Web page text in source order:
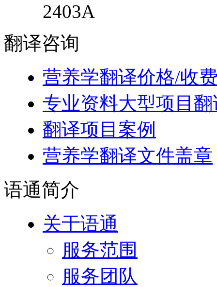
2403A
翻译咨询
营养学翻译价格/收
专业资料大型项目翻
翻译项目案例
营养学翻译文件盖章
语通简介
关于语通
服务范围
服务团队